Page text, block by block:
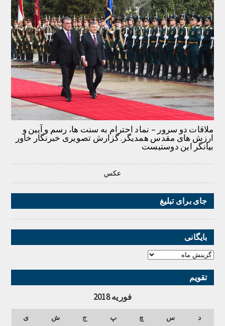
ملاقات دو سرور – نماد احترام به سنت ها، رسم و آیین و
ارزش های مقدس همدیگر. گزارش تصویری خبرنگار خاور
بیانگر این دوستیست
عکس
جای برای تبلیغ
بایگانی
تقویم
فوریه 2018
د س چ پ ج ش ی